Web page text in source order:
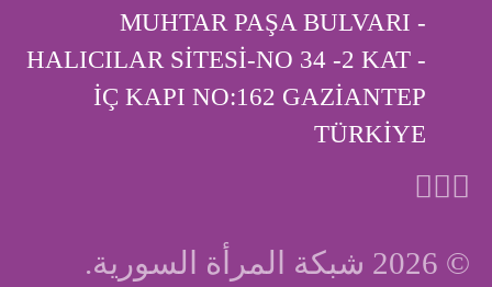
MUHTAR PAŞA BULVARI -
HALICILAR SİTESİ-NO 34 -2 KAT -
İÇ KAPI ‎NO:162 GAZİANTEP
TÜRKİYE
© 2026 شبكة المرأة السورية.